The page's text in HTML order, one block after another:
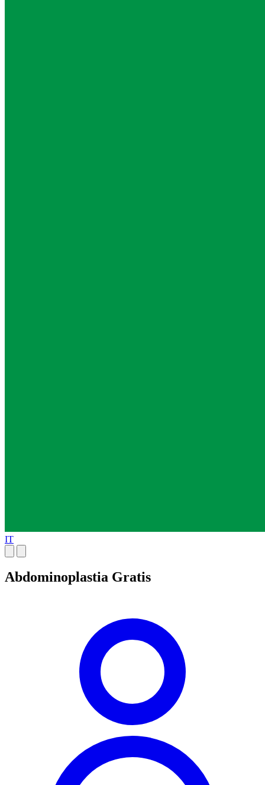
IT
Abdominoplastia Gratis